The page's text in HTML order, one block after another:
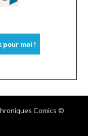
Comics ©